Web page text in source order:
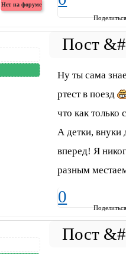
Ну ты сама
ртест в поезд
что как только
А детки,
вперед! Я
разным
0